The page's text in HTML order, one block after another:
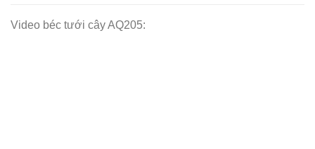
Video béc tưới cây AQ205: